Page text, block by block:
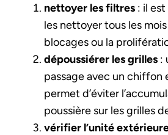
nettoyer les filtres : il
les nettoyer tous les
blocages ou la
dépoussiérer les grilles :
passage avec un chiffon
permet d’éviter
poussière sur les grilles
vérifier l’unité